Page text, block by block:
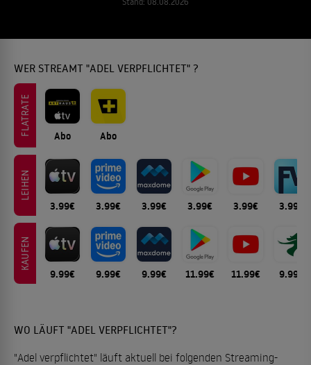
WER STREAMT "ADEL VERPFLICHTET" ?
FLATRATE Abo Abo
LEIHEN
3.99€ 3.99€ 3.99€ 3.99€ 3.99€ 3.99€
KAUFEN
9.99€ 9.99€ 9.99€ 11.99€ 11.99€ 9.99€
WO LÄUFT "ADEL VERPFLICHTET"?
"Adel verpflichtet" läuft aktuell bei folgenden Streaming-